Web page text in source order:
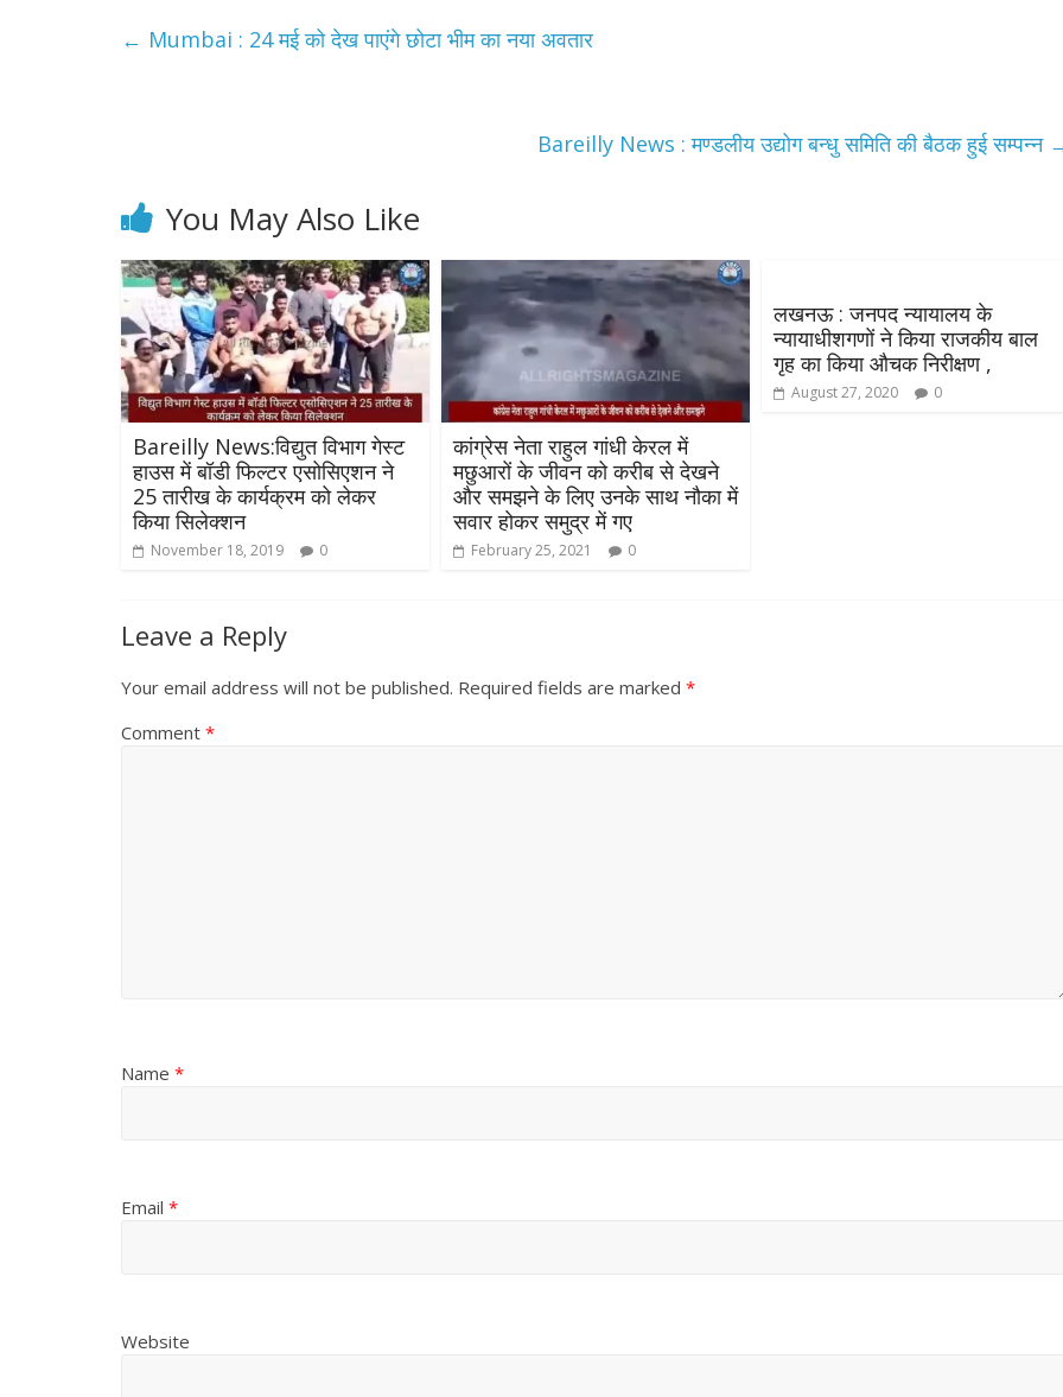
← Mumbai : 24 मई को देख पाएंगे छोटा भीम का नया अवतार
Bareilly News : मण्डलीय उद्योग बन्धु समिति की बैठक हुई सम्पन्न
You May Also Like
Bareilly News:विद्युत विभाग गेस्ट
हाउस में बॉडी फिल्टर एसोसिएशन ने
25 तारीख के कार्यक्रम को लेकर
किया सिलेक्शन
November 18, 2019 0
कांग्रेस नेता राहुल गांधी केरल में
मछुआरों के जीवन को करीब से देखने
और समझने के लिए उनके साथ नौका में
सवार होकर समुद्र में गए
February 25, 2021 0
लखनऊ : जनपद न्यायालय के
न्यायाधीशगणों ने किया राजकीय बाल
गृह का किया औचक निरीक्षण ,
August 27, 2020 0
Leave a Reply
Your email address will not be published. Required fields are marked *
Comment *
Name *
Email *
Website